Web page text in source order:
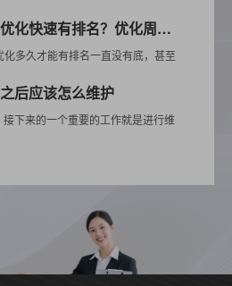
如何让自己的网站优化快速有排名？优化周期需要多久？
多久才能有排名一直没有底，甚至
后应该怎么维护
下来的一个重要的工作就是进行维